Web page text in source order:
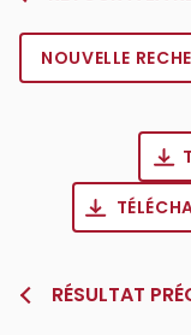
NOUVELLE
RÉSULTAT